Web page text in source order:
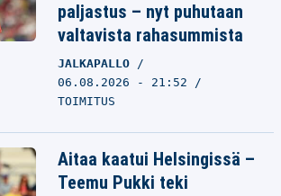
paljastus – nyt puhutaan
valtavista rahasummista
JALKAPALLO
06.08.2026 - 21:52
TOIMITUS
Aitaa kaatui Helsingissä –
Teemu Pukki teki